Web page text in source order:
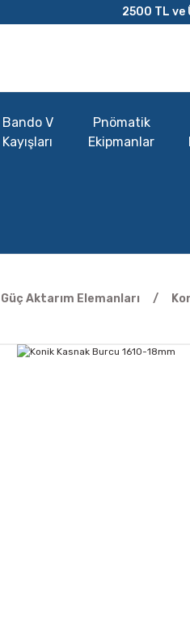
2500 TL ve
Bando V
Kayışları
Pnömatik
Ekipmanlar
Güç Aktarım Elemanları